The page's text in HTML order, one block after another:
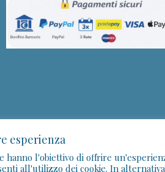
© 2026
esperienza
l'obiettivo di offrire
all'utilizzo dei cookie. In